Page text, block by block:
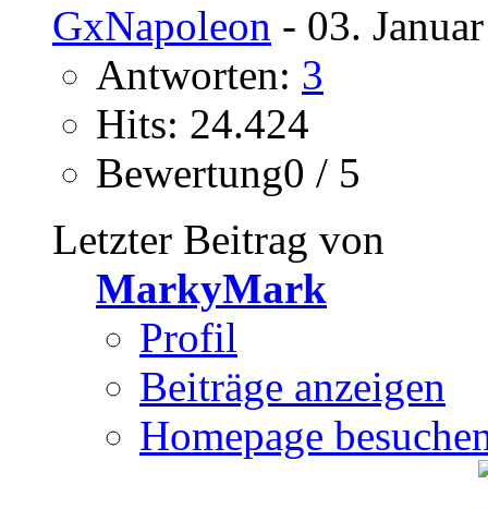
GxNapoleon - 03.
Antworten: 3
Hits: 24.424
Bewertung0 / 5
Letzter Beitrag von
MarkyMark
Profil
Beiträge anzeigen
Homepage